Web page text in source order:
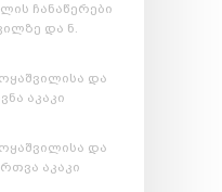
ჩანაწერები
და ნ.
და
აკაკი
და
აკაკი